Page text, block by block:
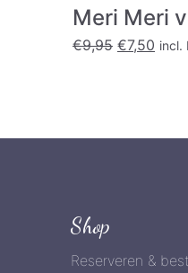
Meri Meri
€9,95 €7,50 incl.
Shop
Reserveren &